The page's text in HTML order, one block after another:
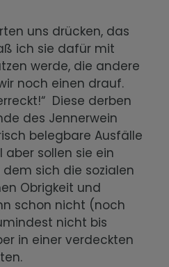
uns drücken, das
ich sie dafür mit
werde, die andere
noch einen drauf.
Diese derben
des Jennerwein
belegbare Ausfälle
aber sollen sie ein
dem sich die sozialen
Obrigkeit und
schon nicht (noch
nicht bis
in einer verdeckten